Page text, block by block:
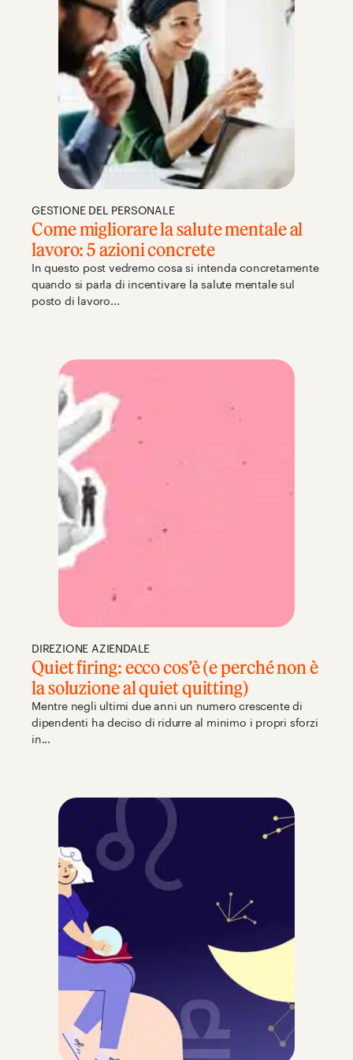
GESTIONE DEL PERSONALE
Come migliorare la salute mentale al
lavoro: 5 azioni concrete
In questo post vedremo cosa si intenda concretamente
quando si parla di incentivare la salute mentale sul
posto di lavoro...
DIREZIONE AZIENDALE
Quiet firing: ecco cos’è (e perché non è
la soluzione al quiet quitting)
Mentre negli ultimi due anni un numero crescente di
dipendenti ha deciso di ridurre al minimo i propri sforzi
in...